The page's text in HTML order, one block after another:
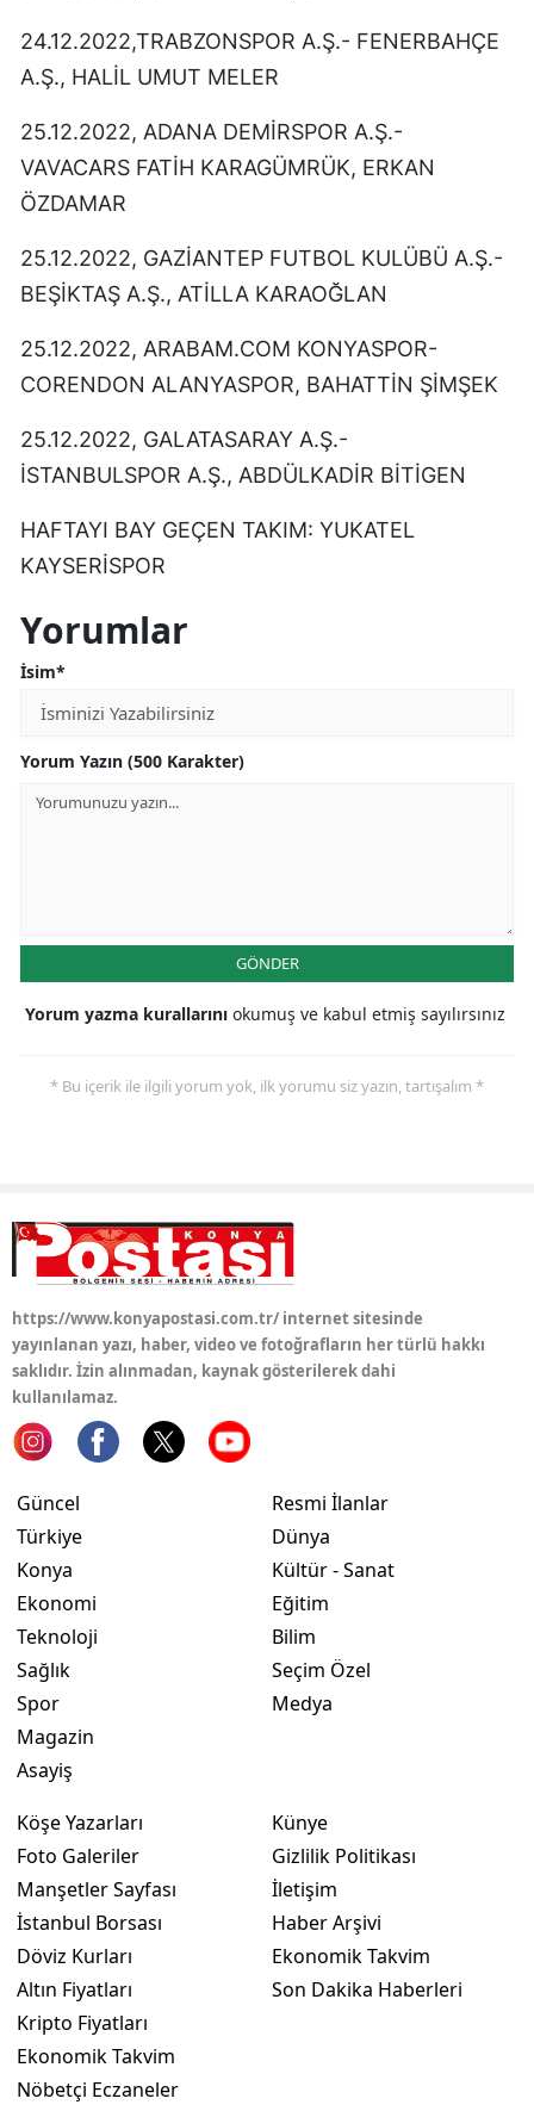
Mardin
Muş
Nevşehir
Niğde
Şanlıurfa
Uşak
Yozgat
Kırıkkale
Batman
Iğdır
Karabük
24.12.2022,TRABZONSPOR A.Ş.- FENERBAHÇE
A.Ş., HALİL UMUT MELER
25.12.2022, ADANA DEMİRSPOR A.Ş.-
VAVACARS FATİH KARAGÜMRÜK, ERKAN
ÖZDAMAR
25.12.2022, GAZİANTEP FUTBOL KULÜBÜ A.Ş.-
BEŞİKTAŞ A.Ş., ATİLLA KARAOĞLAN
25.12.2022, ARABAM.COM KONYASPOR-
CORENDON ALANYASPOR, BAHATTİN ŞİMŞEK
25.12.2022, GALATASARAY A.Ş.-
İSTANBULSPOR A.Ş., ABDÜLKADİR BİTİGEN
HAFTAYI BAY GEÇEN TAKIM: YUKATEL
KAYSERİSPOR
Yorumlar
İsim*
Yorum Yazın (500 Karakter)
GÖNDER
Yorum yazma kurallarını okumuş ve kabul etmiş sayılırsınız
* Bu içerik ile ilgili yorum yok, ilk yorumu siz yazın, tartışalım *
https://www.konyapostasi.com.tr/ internet sitesinde
yayınlanan yazı, haber, video ve fotoğrafların her türlü hakkı
saklıdır. İzin alınmadan, kaynak gösterilerek dahi
kullanılamaz.
Güncel
Türkiye
Konya
Ekonomi
Teknoloji
Sağlık
Spor
Magazin
Asayiş
Resmi İlanlar
Dünya
Kültür - Sanat
Eğitim
Bilim
Seçim Özel
Medya
Köşe Yazarları
Foto Galeriler
Manşetler Sayfası
İstanbul Borsası
Döviz Kurları
Altın Fiyatları
Kripto Fiyatları
Ekonomik Takvim
Nöbetçi Eczaneler
Künye
Gizlilik Politikası
İletişim
Haber Arşivi
Ekonomik Takvim
Son Dakika Haberleri